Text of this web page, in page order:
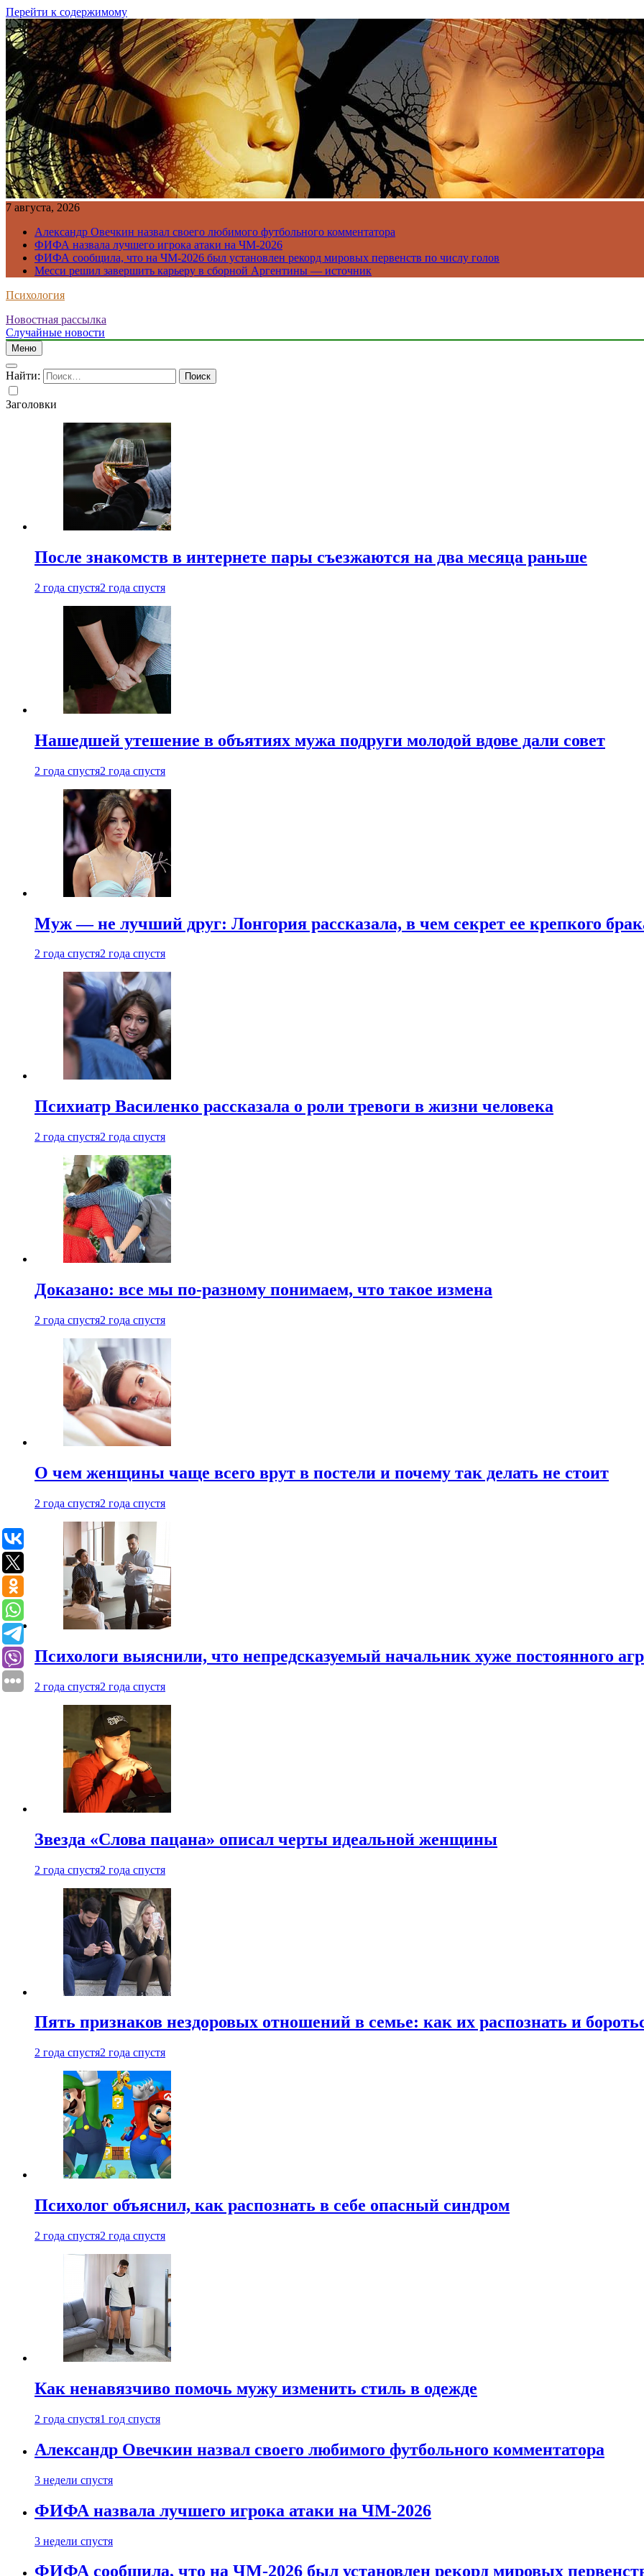
Перейти к содержимому
7 августа, 2026
Александр Овечкин назвал своего любимого футбольного комментатора
ФИФА назвала лучшего игрока атаки на ЧМ-2026
ФИФА сообщила, что на ЧМ-2026 был установлен рекорд мировых первенств по числу голов
Месси решил завершить карьеру в сборной Аргентины — источник
Психология
Новостная рассылка
Случайные новости
Меню
Найти:
Заголовки
После знакомств в интернете пары съезжаются на два месяца раньше
2 года спустя2 года спустя
Нашедшей утешение в объятиях мужа подруги молодой вдове дали совет
2 года спустя2 года спустя
Муж — не лучший друг: Лонгория рассказала, в чем секрет ее крепкого
2 года спустя2 года спустя
Психиатр Василенко рассказала о роли тревоги в жизни человека
2 года спустя2 года спустя
Доказано: все мы по-разному понимаем, что такое измена
2 года спустя2 года спустя
О чем женщины чаще всего врут в постели и почему так делать не стоит
2 года спустя2 года спустя
Психологи выяснили, что непредсказуемый начальник хуже постоянного
2 года спустя2 года спустя
Звезда «Слова пацана» описал черты идеальной женщины
2 года спустя2 года спустя
Пять признаков нездоровых отношений в семье: как их распознать и
2 года спустя2 года спустя
Психолог объяснил, как распознать в себе опасный синдром
2 года спустя2 года спустя
Как ненавязчиво помочь мужу изменить стиль в одежде
2 года спустя1 год спустя
Александр Овечкин назвал своего любимого футбольного комментатора
3 недели спустя
ФИФА назвала лучшего игрока атаки на ЧМ-2026
3 недели спустя
ФИФА сообщила, что на ЧМ-2026 был установлен рекорд мировых